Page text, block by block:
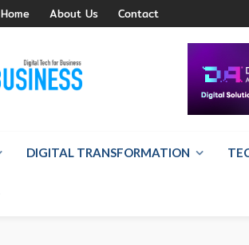
Home About Us Contact
DIGITAL TRANSFORMATION